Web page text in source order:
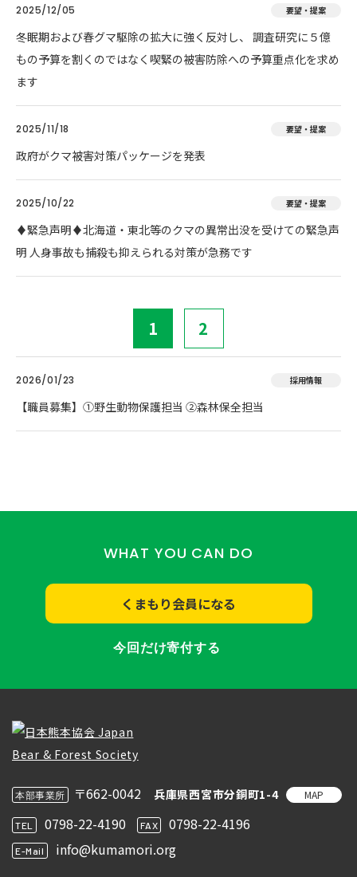
2025/12/05 要望・提案
冬眠期および春グマ駆除の拡大に強く反対し、 調査研究に５億
もの予算を割くのではなく喫緊の被害防除への予算重点化を求め
ます
2025/11/18 要望・提案
政府がクマ被害対策パッケージを発表
2025/10/22 要望・提案
♦️緊急声明♦️北海道・東北等のクマの異常出没を受けての緊急声
明 人身事故も捕殺も抑えられる対策が急務です
1 2
2026/01/23 採用情報
【職員募集】①野生動物保護担当 ②森林保全担当
WHAT YOU CAN DO
くまもり会員になる
今回だけ寄付する
本部事業所 〒662-0042 兵庫県西宮市分銅町1-4 MAP
TEL 0798-22-4190 FAX 0798-22-4196
E-Mail info@kumamori.org